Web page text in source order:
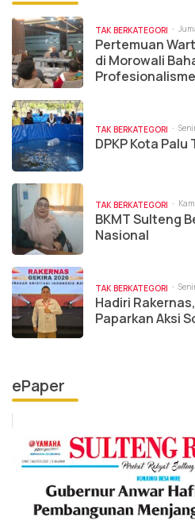
TAK BERKATEGORI
Pertemuan
di Morowali
TAK BERKATEGORI
DPKP Kota
TAK BERKATEGORI
BKMT Sulteng
Nasional
TAK BERKATEGORI
Hadiri
Paparkan Aksi
ePaper